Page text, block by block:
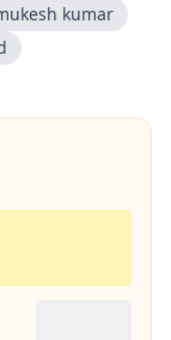
kumar